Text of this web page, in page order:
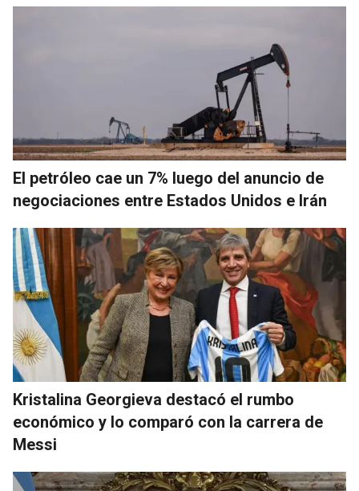
El petróleo cae un 7% luego del anuncio de
negociaciones entre Estados Unidos e Irán
Kristalina Georgieva destacó el rumbo
económico y lo comparó con la carrera de
Messi